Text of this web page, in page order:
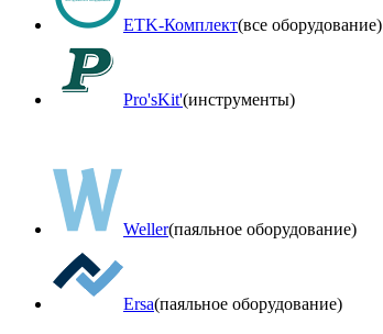
ETK-Комплект(все оборудование)
Pro'sKit'(инструменты)
Weller(паяльное оборудование)
Ersa(паяльное оборудование)